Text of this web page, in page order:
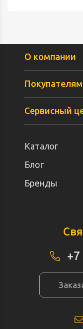
О компании
Покупателям
Сервисный
Каталог
Блог
Бренды